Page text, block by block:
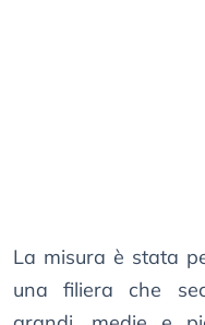
La misura è stata
una filiera che